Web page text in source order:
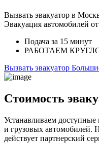
Вызвать эвакуатор в
Эвакуация автомобилей от
Подача за 15 минут
РАБОТАЕМ
Вызвать эвакуатор
Стоимость
Устанавливаем
и грузовых автомобилей.
действует партнерский